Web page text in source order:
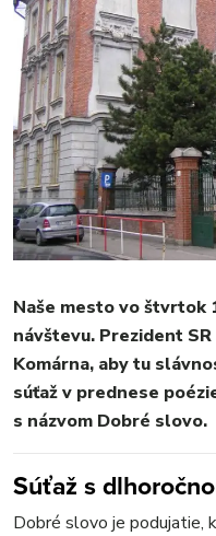
Naše mesto vo štvrtok
návštevu. Prezident
Komárna, aby tu
súťaž v prednese
s názvom Dobré slovo.
Súťaž s
Dobré slovo je podujatie,